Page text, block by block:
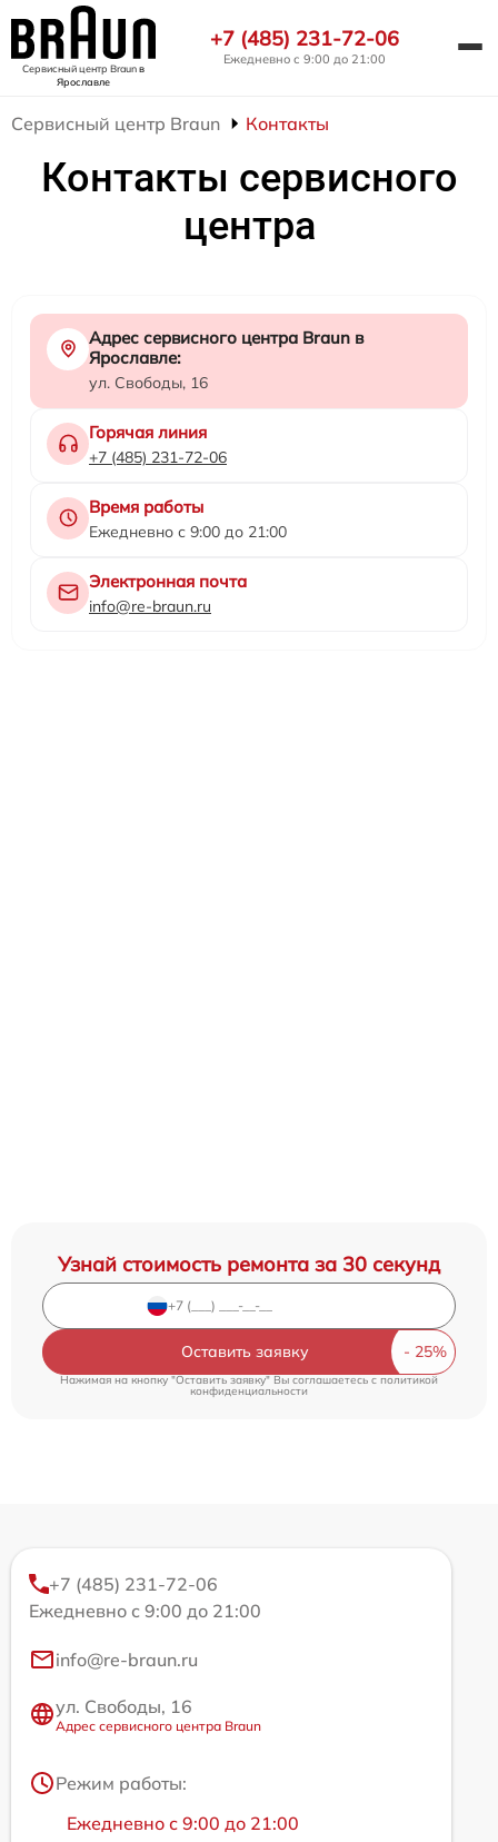
Сервисный центр Braunв
Ярославле
+7 (485) 231-72-06
Ежедневно с 9:00 до 21:00
Сервисный центр Braun Контакты
Контакты сервисного
центра
Адрес сервисного центра Braun в
Ярославле:
ул. Свободы, 16
Горячая линия
+7 (485) 231-72-06
Время работы
Ежедневно с 9:00 до 21:00
Электронная почта
info@re-braun.ru
Узнай стоимость ремонта за 30 секунд
Оставить заявку
Нажимая на кнопку "Оставить заявку" Вы соглашаетесь cполитикой
конфиденциальности
+7 (485) 231-72-06
Ежедневно с 9:00 до 21:00
info@re-braun.ru
ул. Свободы, 16
Адрес сервисного центра Braun
Режим работы:
Ежедневно с 9:00 до 21:00